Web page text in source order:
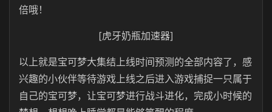
倍哦！
[虎牙奶瓶加速器]
以上就是宝可梦大集结上线时间预测的全部内容了，感
兴趣的小伙伴等待游戏上线之后进入游戏捕捉一只属于
自己的宝可梦，让宝可梦进行战斗进化，完成小时候的